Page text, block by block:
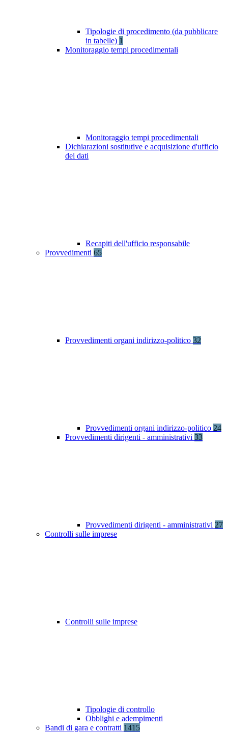
Tipologie di procedimento (da pubblicare
in tabelle) 1
Monitoraggio tempi procedimentali
Monitoraggio tempi procedimentali
Dichiarazioni sostitutive e acquisizione d'ufficio
dei dati
Recapiti dell'ufficio responsabile
Provvedimenti 65
Provvedimenti organi indirizzo-politico 32
Provvedimenti organi indirizzo-politico 24
Provvedimenti dirigenti - amministrativi 33
Provvedimenti dirigenti - amministrativi 27
Controlli sulle imprese
Controlli sulle imprese
Tipologie di controllo
Obblighi e adempimenti
Bandi di gara e contratti 1415